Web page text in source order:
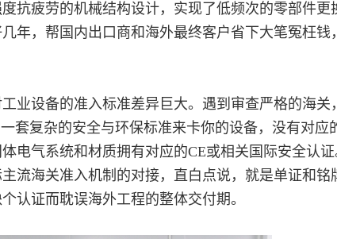
抗疲劳的机械结构设计，实现了低频次的零部件更
年，帮国内出口商和海外最终客户省下大笔冤枉钱
设备的准入标准差异巨大。遇到审查严格的海关
套复杂的安全与环保标准来卡你的设备，没有对应
电气系统和材质拥有对应的CE或相关国际安全认
流海关准入机制的对接，直白点说，就是单证和铭
认证而耽误海外工程的整体交付期。